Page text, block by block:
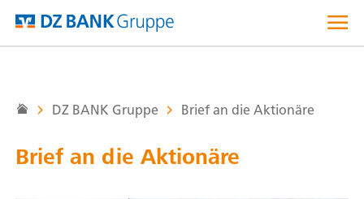
zum
Inhalt
DZ BANK Gruppe Brief an die Aktionäre
Brief an die Aktionäre